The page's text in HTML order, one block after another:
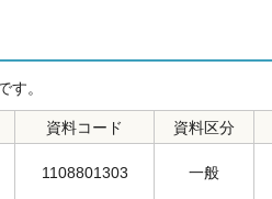
す。
資料コード 資料区分
1108801303 一般